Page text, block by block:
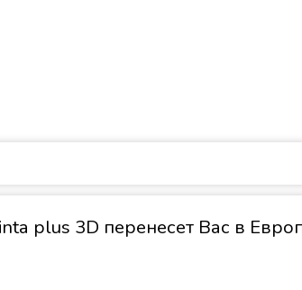
plus 3D перенесет Вас в